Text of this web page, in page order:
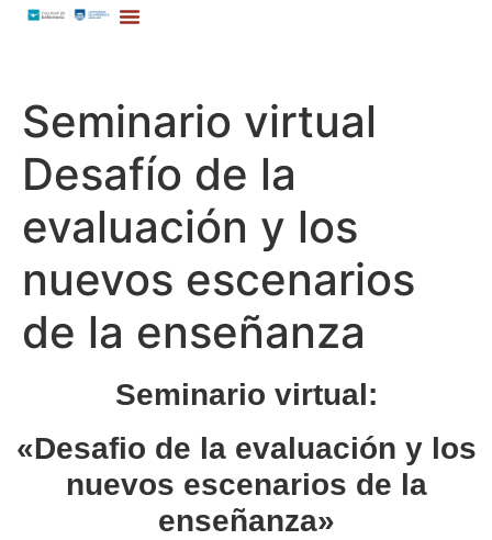
Seminario virtual
Desafío de la
evaluación y los
nuevos escenarios
de la enseñanza
Seminario virtual:
«Desafio de la evaluación y los
nuevos escenarios de la
enseñanza»